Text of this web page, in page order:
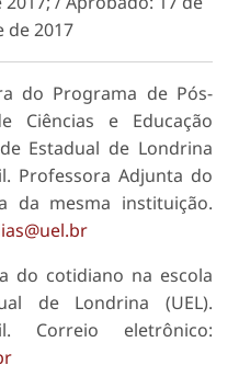
de 2017
do Programa de Pós-
Ciências e Educação
Estadual de Londrina
Professora Adjunta do
da mesma instituição.
do cotidiano na escola
de Londrina (UEL).
Correio eletrônico: